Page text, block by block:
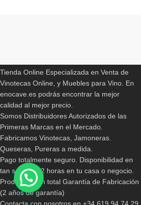
Tienda Online Especializada en Venta de
Vinotecas Online, y Muebles para Vino. En
enocave.es podrás encontrar la mejor
calidad al mejor precio.
Somos Distribuidores Autorizados de las
Primeras Marcas en el Mercado.
Fabricamos Vinotecas, Jamoneras.
Queseras, Pureras a medida.
Pago totalmente seguro. Disponibilidad en
tan solo 24/72 horas en tu casa o negocio.
Productos con total Garantía de Fabricación
(2 años de garantía)